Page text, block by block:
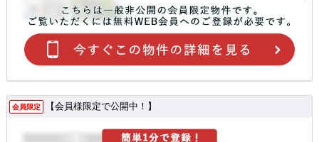
会員限定 【会員様限定で公開中！】